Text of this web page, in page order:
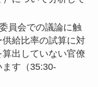
員会での議論に触
給比率の試算に対
出していない官僚
す（35:30-